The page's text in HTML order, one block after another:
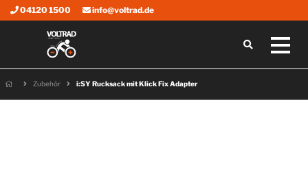
04120 1500 info@voltrad.de
Zubehör i:SY Rucksack mit Klick Fix Adapter